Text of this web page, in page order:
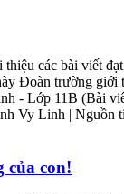
các bài viết
Đoàn trường giới
- Lớp 11B (Bài
Vy Linh | Nguồn
của con!